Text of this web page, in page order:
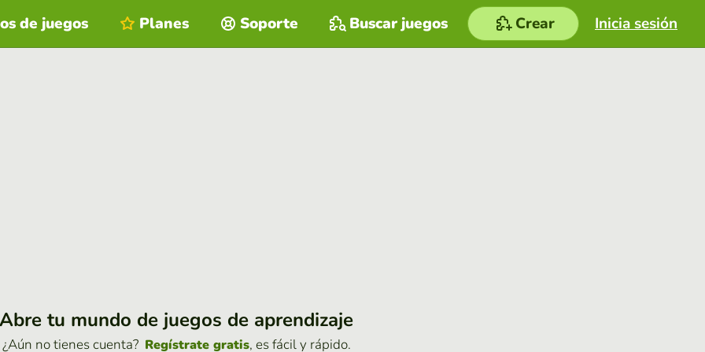
Inicia sesión
de juegos Planes Soporte Buscar juegos Crear
Abre tu mundo de juegos de aprendizaje
¿Aún no tienes cuenta? Regístrate gratis, es fácil y rápido.